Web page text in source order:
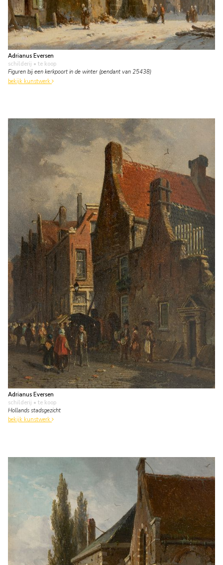
Adrianus Eversen
schilderij • te koop
Figuren bij een kerkpoort in de winter (pendant van 25438)
bekijk kunstwerk
Adrianus Eversen
schilderij • te koop
Hollands stadsgezicht
bekijk kunstwerk